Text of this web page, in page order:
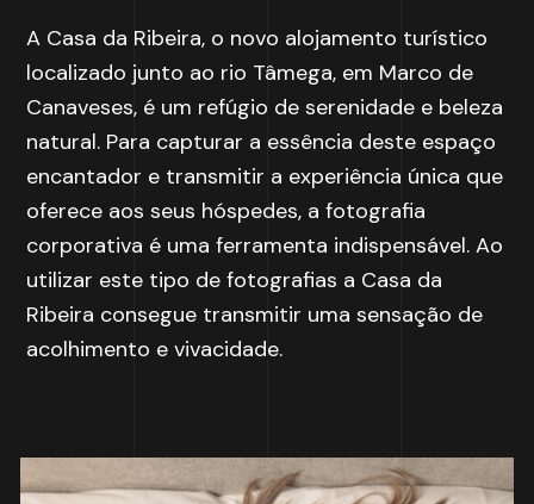
A Casa da Ribeira, o novo alojamento turístico
localizado junto ao rio Tâmega, em Marco de
Canaveses, é um refúgio de serenidade e beleza
natural. Para capturar a essência deste espaço
encantador e transmitir a experiência única que
oferece aos seus hóspedes, a fotografia
corporativa é uma ferramenta indispensável. Ao
utilizar este tipo de fotografias a Casa da
Ribeira consegue transmitir uma sensação de
acolhimento e vivacidade.